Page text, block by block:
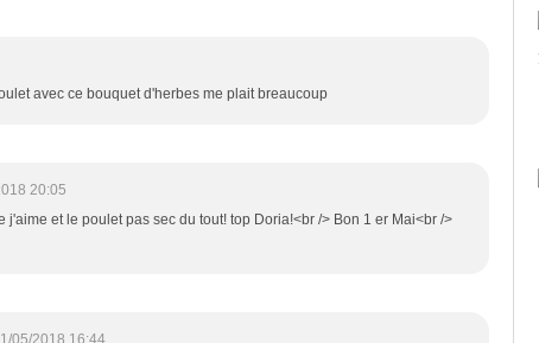
avec ce bouquet d'herbes me plait breaucoup
20:05
j'aime et le poulet pas sec du tout! top Doria!<br /> Bon 1 er Mai<br />
05/2018 16:44